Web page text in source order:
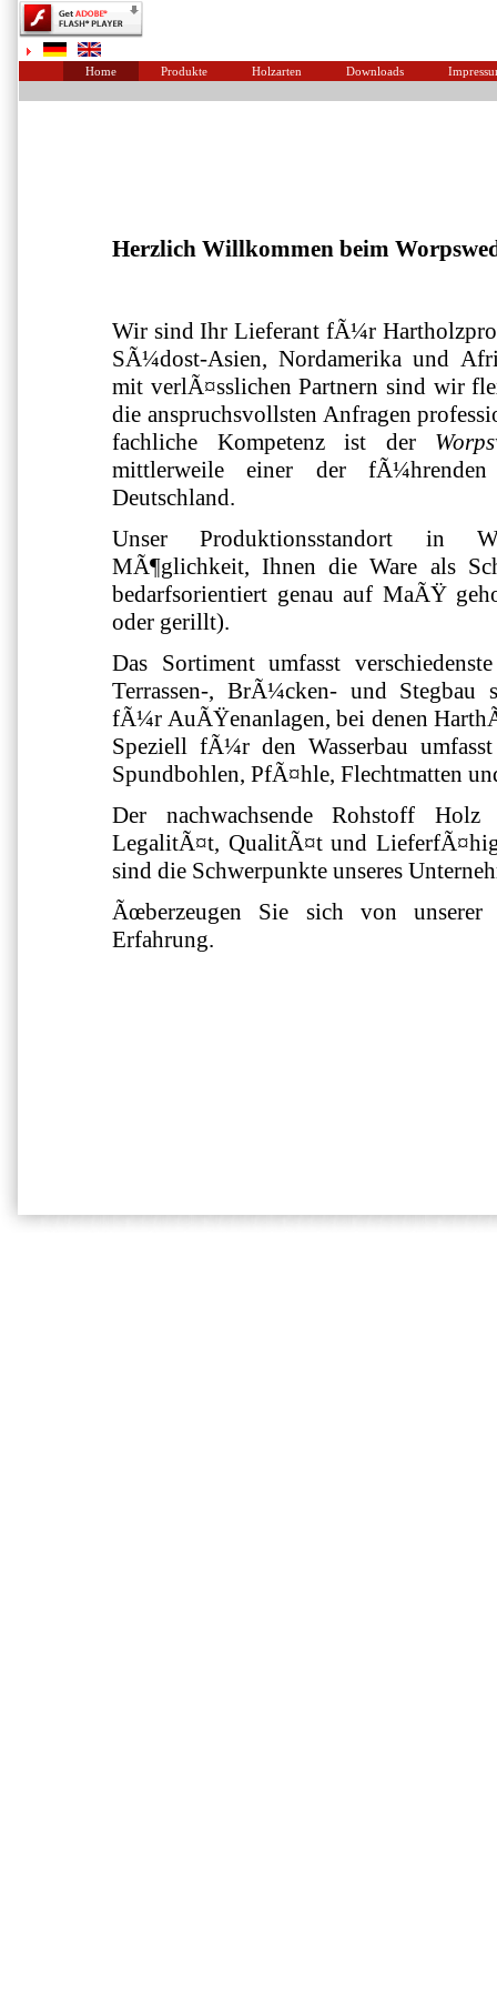
Home Produkte Holzarten Downloads
Herzlich Willkommen beim
Wir sind Ihr Lieferant fÃ¼r
SÃ¼dost-Asien, Nordamerika und
mit verlÃ¤sslichen Partnern sind wir
die anspruchsvollsten Anfragen
fachliche Kompetenz ist der
mittlerweile einer der fÃ¼hrenden
Deutschland.
Unser Produktionsstandort in
MÃ¶glichkeit, Ihnen die Ware als
bedarfsorientiert genau auf MaÃŸ
oder gerillt).
Das Sortiment umfasst
Terrassen-, BrÃ¼cken- und Stegbau
fÃ¼r AuÃŸenanlagen, bei denen
Speziell fÃ¼r den Wasserbau
Spundbohlen, PfÃ¤hle, Flechtmatten
Der nachwachsende Rohstoff
LegalitÃ¤t, QualitÃ¤t und
sind die Schwerpunkte unseres
Ãœberzeugen Sie sich von
Erfahrung.